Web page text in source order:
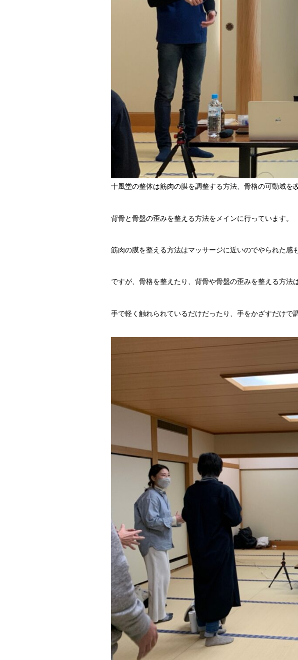
十風堂の整体は筋肉の膜を調整する方法、骨格の可動域を
背骨と骨盤の歪みを整える方法をメインに行っています。
筋肉の膜を整える方法はマッサージに近いのでやられた感
ですが、骨格を整えたり、背骨や骨盤の歪みを整える方法
手で軽く触れられているだけだったり、手をかざすだけで